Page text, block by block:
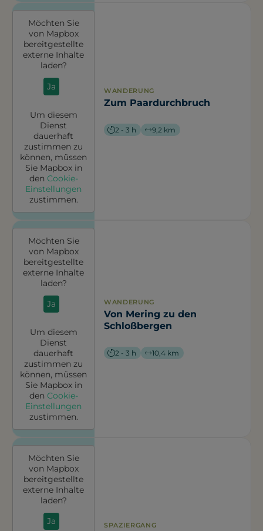
Möchten Sie
von Mapbox
bereitgestellte
externe Inhalte
laden?
Ja
Um diesem
Dienst
dauerhaft
zustimmen zu
können, müssen
Sie Mapboxin
den Cookie-
Einstellungen
zustimmen.
WANDERUNG
Zum Paardurchbruch
2 - 3 h 9,2 km
Möchten Sie
von Mapbox
bereitgestellte
externe Inhalte
laden?
Ja
Um diesem
Dienst
dauerhaft
zustimmen zu
können, müssen
Sie Mapboxin
den Cookie-
Einstellungen
zustimmen.
WANDERUNG
Von Mering zu den
Schloßbergen
2 - 3 h 10,4 km
Möchten Sie
von Mapbox
bereitgestellte
externe Inhalte
laden?
Ja
SPAZIERGANG